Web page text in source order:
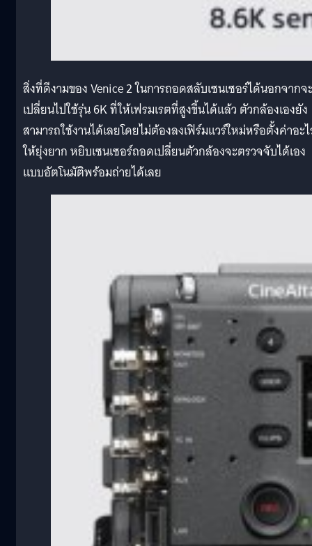
สิ่งที่ดีงามของ Venice 2 ในการถอดสลับเซนเซอร์ได้นอกจากจ
เปลี่ยนไปใช้รุ่น 6K ที่ให้เฟรมเรตที่สูงขึ้นได้แล้ว ตัวกล้องเองยัง
สามารถใช้งานได้เลยโดยไม่ต้องลงเฟิร์มแวร์ใหม่หรือตั้งค่าอะ
ให้ยุ่งยาก หยิบเซนเซอร์ถอดเปลี่ยนตัวกล้องจะตรวจจับได้เอง
แบบอัตโนมัติพร้อมถ่ายได้เลย